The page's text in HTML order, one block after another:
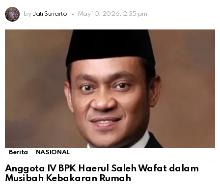
by Jati Sunarto May 10, 2026, 2:35 pm
Berita NASIONAL
Anggota IV BPK Haerul Saleh Wafat dalam
Musibah Kebakaran Rumah